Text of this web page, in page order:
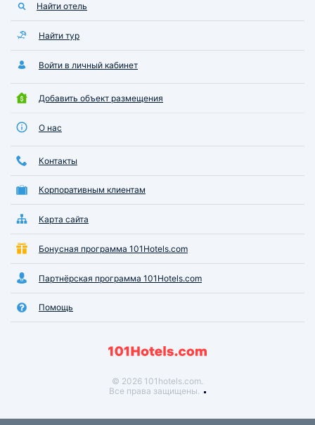
Найти отель
Найти тур
Войти в личный кабинет
Добавить объект размещения
О нас
Контакты
Корпоративным клиентам
Карта сайта
Бонусная программа 101Hotels.com
Партнёрская программа 101Hotels.com
Помощь
© 2026 101hotels.com.
Все права защищены.